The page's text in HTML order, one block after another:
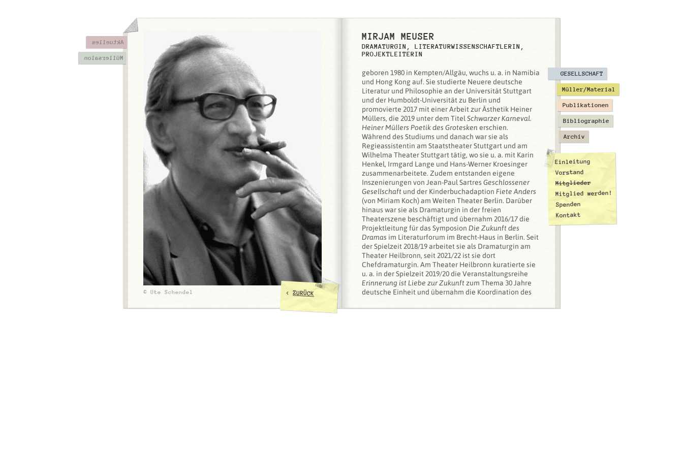
Aktuelles
Müllersalon
GESELLSCHAFT
Einleitung
Vorstand
Mitglieder
Mitglied werden!
Spenden
Kontakt
Müller/Material
Publikationen
Bibliographie
Archiv
MIRJAM MEUSER
DRAMATURGIN, LITERATURWISSENSCHAFTLERIN,
PROJEKTLEITERIN
geboren 1980 in Kempten/Allgäu, wuchs u. a. in Namibia
und Hong Kong auf. Sie studierte Neuere deutsche
Literatur und Philosophie an der Universität Stuttgart
und der Humboldt-Universität zu Berlin und
promovierte 2017 mit einer Arbeit zur Ästhetik Heiner
Müllers, die 2019 unter dem Titel Schwarzer Karneval.
Heiner Müllers Poetik des Grotesken erschien.
Während des Studiums und danach war sie als
Regieassistentin am Staatstheater Stuttgart und am
Wilhelma Theater Stuttgart tätig, wo sie u. a. mit Karin
Henkel, Irmgard Lange und Hans-Werner Kroesinger
zusammenarbeitete. Zudem entstanden eigene
Inszenierungen von Jean-Paul Sartres Geschlossener
Gesellschaft und der Kinderbuchadaption Fiete Anders
(von Miriam Koch) am Weiten Theater Berlin. Darüber
hinaus war sie als Dramaturgin in der freien
Theaterszene beschäftigt und übernahm 2016/17 die
Projektleitung für das Symposion Die Zukunft des
Dramas im Literaturforum im Brecht-Haus in Berlin. Seit
der Spielzeit 2018/19 arbeitet sie als Dramaturgin am
Theater Heilbronn, seit 2021/22 ist sie dort
Chefdramaturgin. Am Theater Heilbronn kuratierte sie
u. a. in der Spielzeit 2019/20 die Veranstaltungsreihe
Erinnerung ist Liebe zur Zukunft zum Thema 30 Jahre
deutsche Einheit und übernahm die Koordination des
Theaterprojekt zum NSU-KomplexKein Schlussstrich!
© Ute Schendel <ZURÜCK